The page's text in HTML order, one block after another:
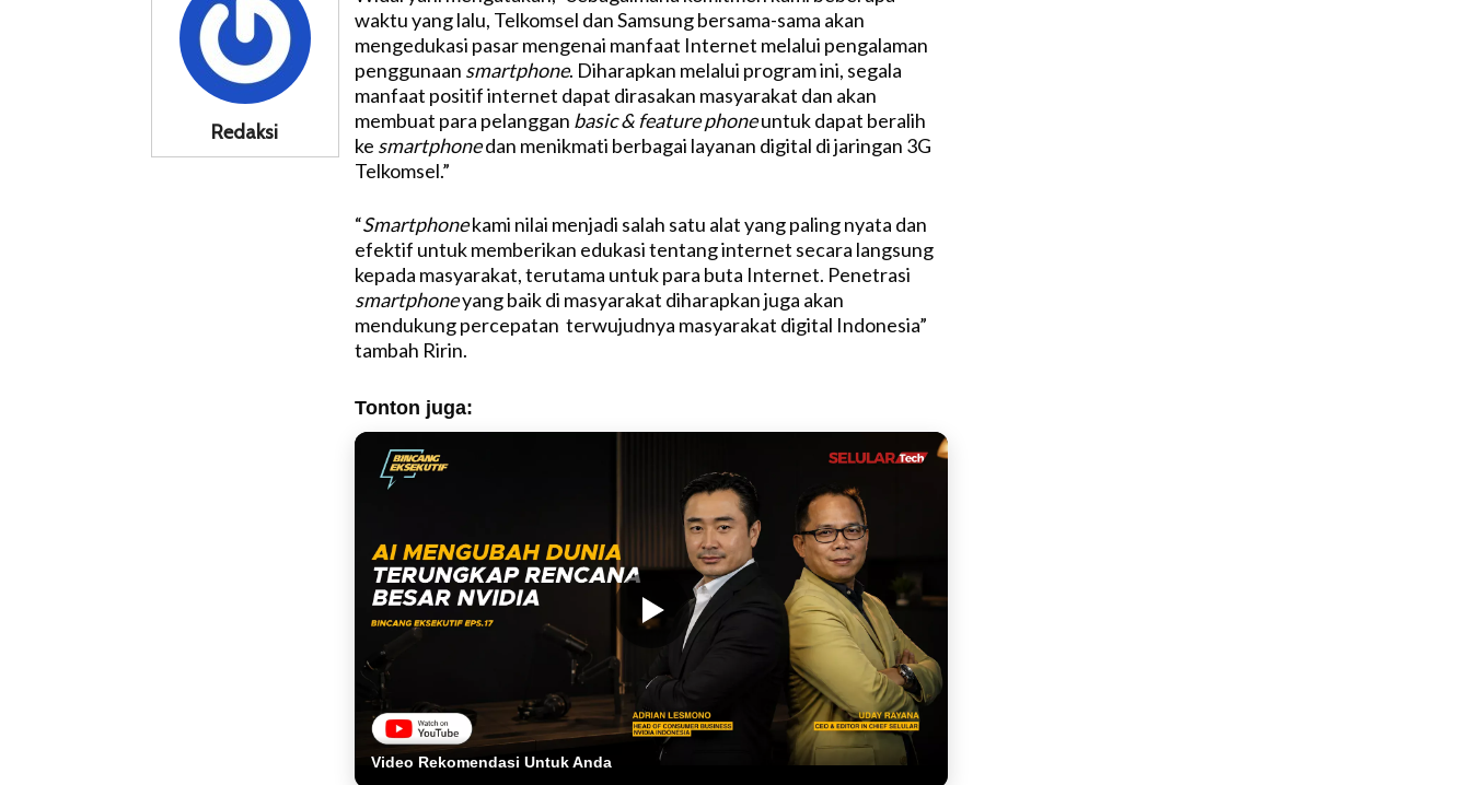
Redaksi
t
e
waktu yang lalu, Telkomsel dan Samsung bersama-sama akan
mengedukasi pasar mengenai manfaat Internet melalui pengalaman
penggunaan smartphone. Diharapkan melalui program ini, segala
manfaat positif internet dapat dirasakan masyarakat dan akan
membuat para pelanggan basic & feature phoneuntuk dapat beralih
ke smartphonedan menikmati berbagai layanan digital di jaringan 3G
Telkomsel.”
“Smartphonekami nilai menjadi salah satu alat yang paling nyata dan
efektif untuk memberikan edukasi tentang internet secara langsung
kepada masyarakat, terutama untuk para buta Internet. Penetrasi
smartphoneyang baik di masyarakat diharapkan juga akan
mendukung percepatan terwujudnya masyarakat digital Indonesia”
tambah Ririn.
Tonton juga:
Video Rekomendasi Untuk Anda